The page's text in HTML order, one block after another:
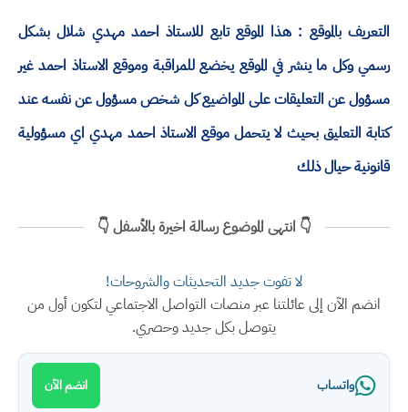
التعريف بالموقع : هذا الموقع تابع للاستاذ احمد مهدي شلال بشكل
رسمي وكل ما ينشر في الموقع يخضع للمراقبة وموقع الاستاذ احمد غير
مسؤول عن التعليقات على المواضيع كل شخص مسؤول عن نفسه عند
كتابة التعليق بحيث لا يتحمل موقع الاستاذ احمد مهدي اي مسؤولية
قانونية حيال ذلك
👇 انتهى الموضوع رسالة اخيرة بالأسفل 👇
لا تفوت جديد التحديثات والشروحات!
انضم الآن إلى عائلتنا عبر منصات التواصل الاجتماعي لتكون أول من
يتوصل بكل جديد وحصري.
واتساب انضم الآن